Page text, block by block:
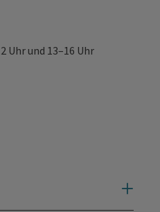
Uhr und 13–16 Uhr